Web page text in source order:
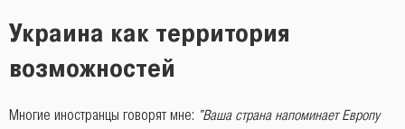
Украина как территория
возможностей
Многие иностранцы говорят мне: "Ваша страна напоминает Европу